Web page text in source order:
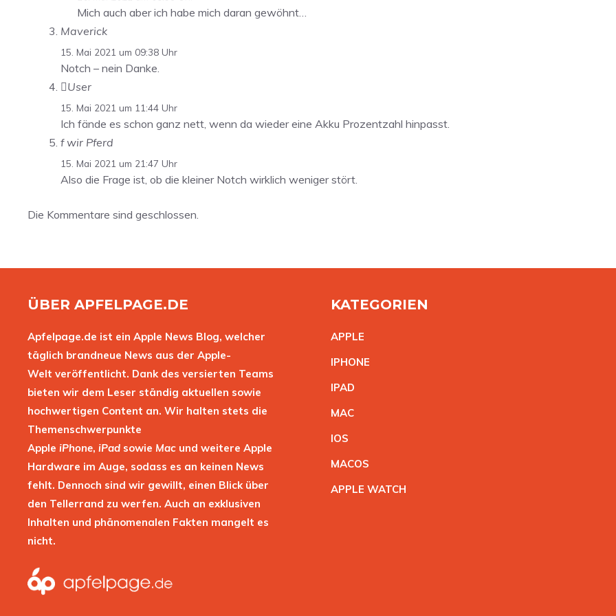
Mich auch aber ich habe mich daran gewöhnt…
Maverick
15. Mai 2021 um 09:38 Uhr
Notch – nein Danke.
User
15. Mai 2021 um 11:44 Uhr
Ich fände es schon ganz nett, wenn da wieder eine Akku Prozentzahl hinpasst.
f wir Pferd
15. Mai 2021 um 21:47 Uhr
Also die Frage ist, ob die kleiner Notch wirklich weniger stört.
Die Kommentare sind geschlossen.
ÜBER APFELPAGE.DE
Apfelpage.de ist ein Apple News Blog, welcher
täglich brandneue News aus der Apple-
Welt veröffentlicht. Dank des versierten Teams
bieten wir dem Leser ständig aktuellen sowie
hochwertigen Content an. Wir halten stets die
Themenschwerpunkte
Apple iPhone, iPad sowie Mac und weitere Apple
Hardware im Auge, sodass es an keinen News
fehlt. Dennoch sind wir gewillt, einen Blick über
den Tellerrand zu werfen. Auch an exklusiven
Inhalten und phänomenalen Fakten mangelt es
nicht.
KATEGORIEN
APPLE
IPHONE
IPAD
MAC
IOS
MACOS
APPLE WATCH